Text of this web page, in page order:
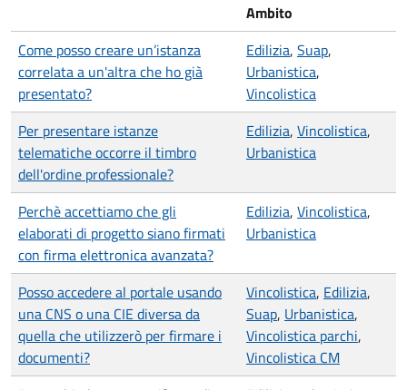
Ambito
Come posso creare un’istanza
correlata a un'altra che ho già
presentato?
Edilizia, Suap,
Urbanistica,
Vincolistica
Per presentare istanze
telematiche occorre il timbro
dell'ordine professionale?
Edilizia, Vincolistica,
Urbanistica
Perchè accettiamo che gli
elaborati di progetto siano firmati
con firma elettronica avanzata?
Edilizia, Vincolistica,
Urbanistica
Posso accedere al portale usando
una CNS o una CIE diversa da
quella che utilizzerò per firmare i
documenti?
Vincolistica, Edilizia,
Suap, Urbanistica,
Vincolistica parchi,
Vincolistica CM